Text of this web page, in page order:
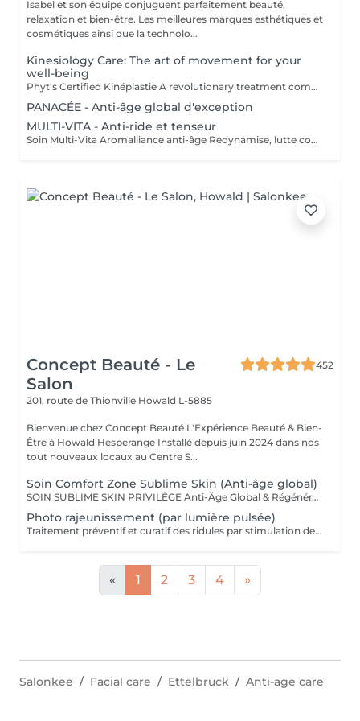
Isabel et son équipe conjuguent parfaitement beauté,
relaxation et bien-être. Les meilleures marques esthétiques et
cosmétiques ainsi que la technolo...
Kinesiology Care: The art of movement for your
well-being
Phyt's Certified Kinéplastie A revolutionary treatment combining physiotherapy and natural products for a gentle yet effective approach to beauty. Utilizes manual techniques and organic products to deeply stimulate the skin, without chemicals or invasive procedures. Each session is tailored to meet your unique needs, targeting fascia and muscles for a bespoke solution that perfectly adapts to your skin. Oxygenation and Regeneration: Boosts blood circulation and cellular regeneration to enhance skin elasticity and firmness, making your skin look visibly younger and more toned. Immediate Results: Achieve visible effects from the very first session with noticeable firming and toning. Each treatment is packaged in individual ampoules to ensure perfect hygiene, optimal freshness with every application, and precise dosage. Estheticians Fatima Lisete Marie Francesca Phyt's Certified Kinéplastie is more than just a treatmentit provides tangible results for your skin's health. Treat yourself to this expert care and reveal revitalized, radiant skin with the help of our skilled estheticians.
PANACÉE - Anti-âge global d'exception
MULTI-VITA - Anti-ride et tenseur
Soin Multi-Vita Aromalliance anti-âge Redynamise, lutte contre le vieillissement de la peau Le Soin Multi-Vita certifié bio est un soin multivitaminé redynamisant aux actifs puissants luttant contre les signes du vieillissement cutané de tous les types de peaux matures. Ambiance feutrée, senteurs subtiles et épicées pour ce soin anti-âge. Tout commence par un nettoyage de la peau, suivi du modelage aux huiles bio précieuses anti-âge. Véritable soin tenseur anti-âge, son modelage exclusif aux baguettes cible précisément les rides pour une action renforcée. Les tissus sont stimulés, remodelés, les échanges relancés. Relaxation intense lors de la pose du masque, qui précède l'application de la Crème Absolue certifiée bio, pour une beauté à son apogée. Convient pour : Tous types de peaux matures
Concept Beauté - Le
Salon
452
201, route de Thionville Howald L-5885
Bienvenue chez Concept Beauté L'Expérience Beauté & Bien-
Être à Howald Hesperange Installé depuis juin 2024 dans nos
tout nouveaux locaux au Centre S...
Soin Comfort Zone Sublime Skin (Anti-âge global)
SOIN SUBLIME SKIN PRIVILÈGE Anti-Âge Global & Régénérant Le soin d'excellence pour une peau sublimée ! Ce protocole complet associe les technologies anti-âge les plus avancées et des techniques de massage profondes pour un effet lifting et raffermissant immédiat. Il agit sur la perte de volume, les rides et le relâchement cutané pour une peau redensifiée, éclatante et plus jeune. SOINS DU VISAGE COMFORT ZONE Nos soins du visage utilisent les produits de la marque Comfort Zone, une référence en cosmétique professionnelle alliant science, nature et innovation. Formulés avec des ingrédients d'origine naturelle, sans silicones, parabènes ni huiles minérales, ces soins sont conçus pour respecter l'équilibre de la peau tout en offrant des résultats visibles et durables. Chaque soin est un véritable rituel de bien-être et d'efficacité, adapté aux besoins spécifiques de votre peau.
Photo rajeunissement (par lumière pulsée)
Traitement préventif et curatif des ridules par stimulation des fibroblastes présents dans le derme.
« 1 2 3 4 »
Salonkee Facial care Ettelbruck Anti-age care